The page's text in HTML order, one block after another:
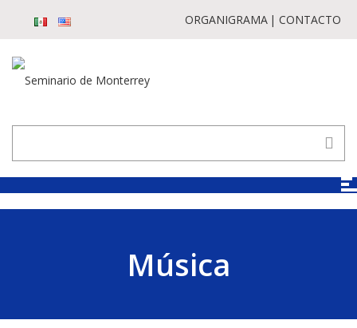
ORGANIGRAMA CONTACTO
Música